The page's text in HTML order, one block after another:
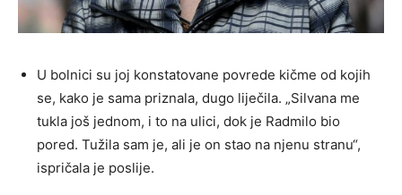
U bolnici su joj konstatovane povrede kičme od kojih
se, kako je sama priznala, dugo liječila. „Silvana me
tukla još jednom, i to na ulici, dok je Radmilo bio
pored. Tužila sam je, ali je on stao na njenu stranu“,
ispričala je poslije.